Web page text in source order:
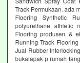
Track Permukaan. ada
Flooring Synthetic
polyurethane athletic
Flooring produsen &
Running Track
Jual Rubber
bukalapak p rumah